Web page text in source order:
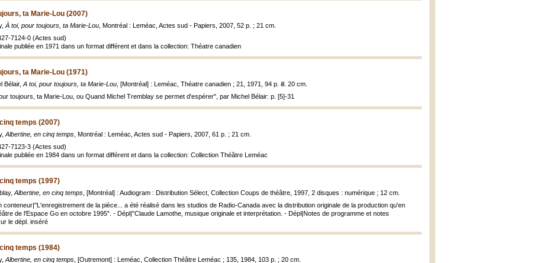
ta Marie-Lou (2007)
À toi, pour toujours, ta Marie-Lou , Montréal : Leméac, Actes sud - Papiers, 2007, 52 p. ; 21 cm.
7124-0 (Actes sud)
publiée en 1971 dans un format différent et dans la collection: Théatre canadien
ta Marie-Lou (1971)
Bélair, A toi, pour toujours, ta Marie-Lou , [Montréal] : Leméac, Théatre canadien ; 21, 1971, 94 p. ill. 20 cm.
toujours, ta Marie-Lou, ou Quand Michel Tremblay se permet d'espérer", par Michel Bélair: p. [5]-31
temps (2007)
Albertine, en cinq temps , Montréal : Leméac, Actes sud - Papiers, 2007, 61 p. ; 21 cm.
7123-3 (Actes sud)
publiée en 1984 dans un format différent et dans la collection: Collection Théâtre Leméac
temps (1997)
Albertine, en cinq temps , [Montréal] : Audiogram : Distribution Sélect, Collection Coups de théâtre, 1997, 2 disques : numérique ; 12 cm.
conteneur|"L'enregistrement de la pièce... a été réalisé dans les studios de Radio-Canada avec la distribution originale de la production qu'en
de l'Espace Go en octobre 1995". - Dépl|"Claude Lamothe, musique originale et interprétation. - Dépl|Notes de programme et notes
le dépl. inséré
temps (1984)
Albertine, en cinq temps , [Outremont] : Leméac, Collection Théâtre Leméac ; 135, 1984, 103 p. ; 20 cm.